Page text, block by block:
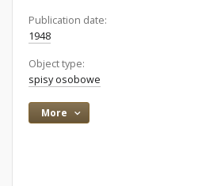
Publication date:
1948
Object type:
spisy osobowe
More